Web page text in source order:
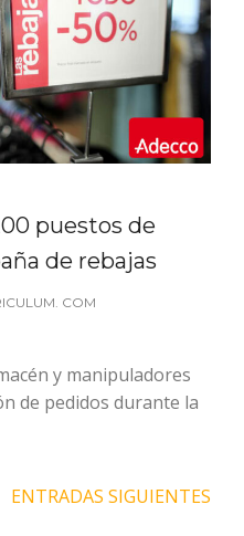
puestos de
de rebajas
COM
y manipuladores
de pedidos durante la
ENTRADAS SIGUIENTES